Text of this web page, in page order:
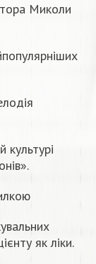
Миколи
як ліки.